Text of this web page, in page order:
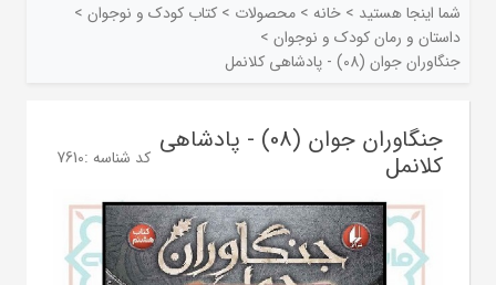
شما اینجا هستید > خانه > محصولات > کتاب کودک و نوجوان >
داستان و رمان کودک و نوجوان >
جنگاوران جوان (08) - پادشاهی کلانمل
جنگاوران جوان (08) - پادشاهی
کلانمل کد شناسه :7610